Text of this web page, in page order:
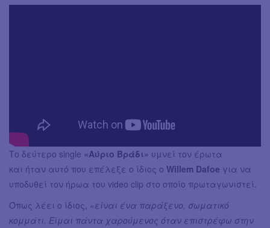
Το δεύτερο single «Αύριο Βράδι» υμνεί τον έρωτα
και ήταν αυτό που επέλεξε ο ίδιος ο Willem Dafoe για να
υποδυθεί τον ήρωα του video clip στο οποίο πρωταγωνιστεί.
Όπως λέει ο ίδιος, «είναι ένα παράξενο, σωματικό
κομμάτι. Είμαι πάντα χαρούμενος όταν επιστρέφω στην